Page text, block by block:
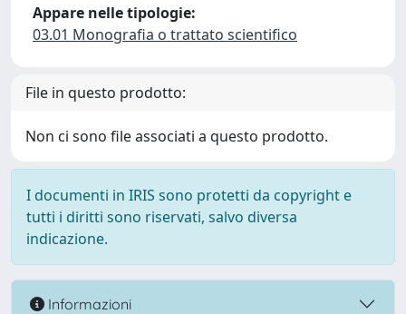
Appare nelle tipologie:
03.01 Monografia o trattato scientifico
File in questo prodotto:
Non ci sono file associati a questo prodotto.
I documenti in IRIS sono protetti da copyright e
tutti i diritti sono riservati, salvo diversa
indicazione.
Informazioni